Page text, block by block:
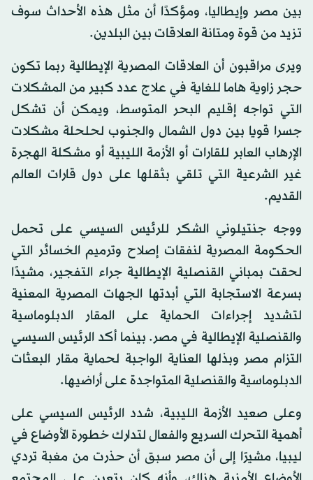
بين مصر وإيطاليا، ومؤكدًا أن مثل هذه الأحداث سوف
تزيد من قوة ومتانة العلاقات بين البلدين.
ويرى مراقبون أن العلاقات المصرية الإيطالية ربما تكون
حجر زاوية هاما للغاية في علاج عدد كبير من المشكلات
التي تواجه إقليم البحر المتوسط، ويمكن أن تشكل
جسرا قويا بين دول الشمال والجنوب لحلحلة مشكلات
الإرهاب العابر للقارات أو الأزمة الليبية أو مشكلة الهجرة
غير الشرعية التي تلقي بثقلها على دول قارات العالم
القديم.
ووجه جنتيلوني الشكر للرئيس السيسي على تحمل
الحكومة المصرية لنفقات إصلاح وترميم الخسائر التي
لحقت بمباني القنصلية الإيطالية جراء التفجير، مشيدًا
بسرعة الاستجابة التي أبدتها الجهات المصرية المعنية
لتشديد إجراءات الحماية على المقار الدبلوماسية
والقنصلية الإيطالية في مصر. بينما أكد الرئيس السيسي
التزام مصر وبذلها العناية الواجبة لحماية مقار البعثات
الدبلوماسية والقنصلية المتواجدة على أراضيها.
وعلى صعيد الأزمة الليبية، شدد الرئيس السيسي على
أهمية التحرك السريع والفعال لتدارك خطورة الأوضاع في
ليبيا، مشيرًا إلى أن مصر سبق أن حذرت من مغبة تردي